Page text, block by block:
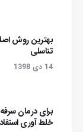
بهترین روش
تناسلی
14 دی 1398
برای درمان
خلط آوری